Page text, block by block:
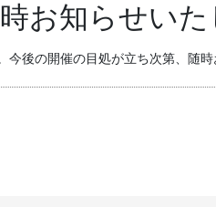
お知らせいた
後の開催の目処が立ち次第、随時